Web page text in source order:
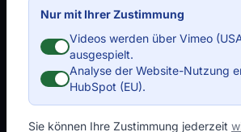
Nur mit Ihrer Zustimmung
Videos werden über Vimeo
ausgespielt.
Analyse der Website-Nutzung
HubSpot (EU).
Sie können Ihre Zustimmung jederzeit